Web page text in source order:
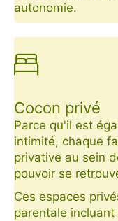
autonomie.
Cocon privé
Parce qu'il est
intimité, chaque
privative au sein
pouvoir se
Ces espaces
parentale